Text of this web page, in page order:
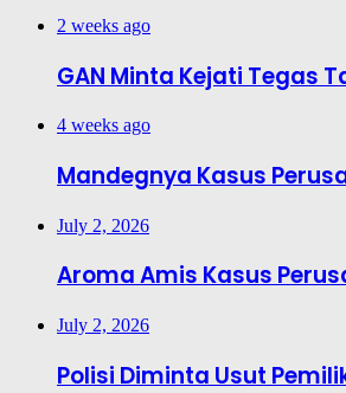
2 weeks ago
GAN Minta Kejati Tegas
4 weeks ago
Mandegnya Kasus
July 2, 2026
Aroma Amis Kasus
July 2, 2026
Polisi Diminta Usut